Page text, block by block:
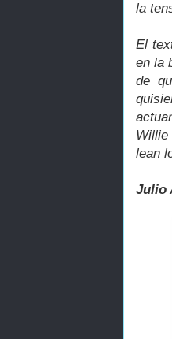
la
El
en la
de
lean
Julio